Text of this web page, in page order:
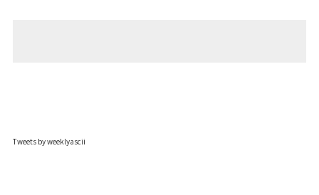
Tweets by weeklyascii